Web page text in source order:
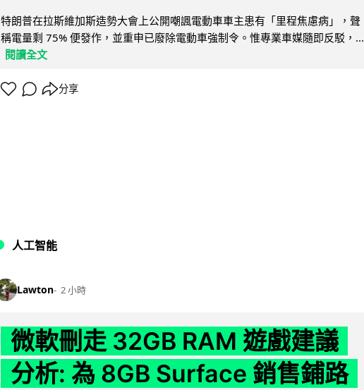
特朗普在拉斯維加斯造勢大會上公開嘲諷電動車車主患有「里程焦慮病」，聲
稱電量剩 75% 便發作，並重申已廢除電動車強制令。惟專業車媒隨即反駁，...
閱讀全文
分享
人工智能
Lawton 2 小時
微軟刪走 32GB RAM 遊戲建議
分析: 為 8GB Surface 銷售鋪路